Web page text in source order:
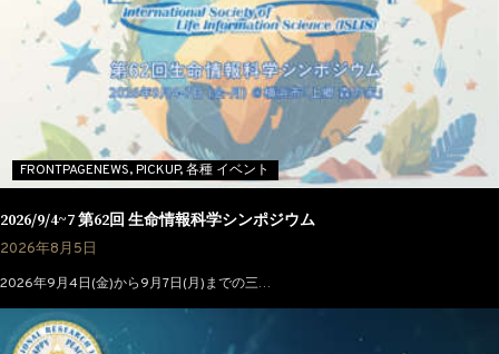
FRONTPAGENEWS,PICKUP,各種 イベント
2026/9/4~7 第62回 生命情報科学シンポジウム
2026年8月5日
2026年9月4日(金)から9月7日(月)までの三…